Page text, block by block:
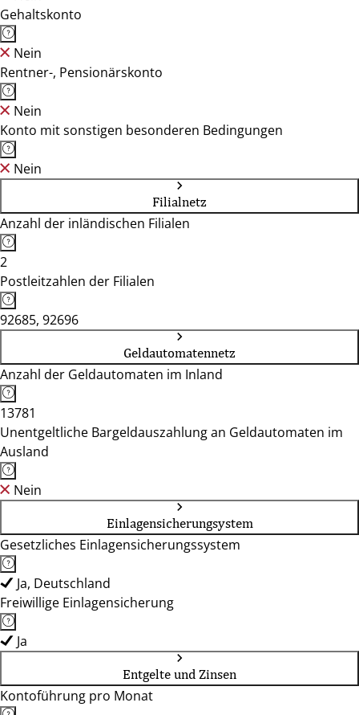
Gehaltskonto
Nein
Rentner-, Pensionärskonto
Nein
Konto mit sonstigen besonderen Bedingungen
Nein
Filialnetz
Anzahl der inländischen Filialen
2
Postleitzahlen der Filialen
92685, 92696
Geldautomatennetz
Anzahl der Geldautomaten im Inland
13781
Unentgeltliche Bargeldauszahlung an Geldautomaten im
Ausland
Nein
Einlagensicherungsystem
Gesetzliches Einlagensicherungssystem
Ja, Deutschland
Freiwillige Einlagensicherung
Ja
Entgelte und Zinsen
Kontoführung pro Monat